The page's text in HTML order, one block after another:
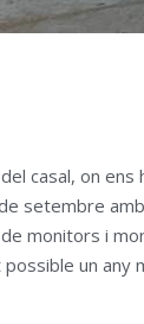
casal, on
setembre
monitors i
un any